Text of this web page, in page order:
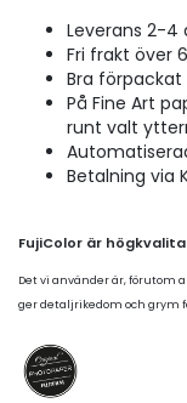
Leverans 2-4
Fri frakt över
Bra förpackat
På Fine Art
runt valt
Betalning via
FujiColor är
Det vi använder är, förutom
ger detaljrikedom och grym